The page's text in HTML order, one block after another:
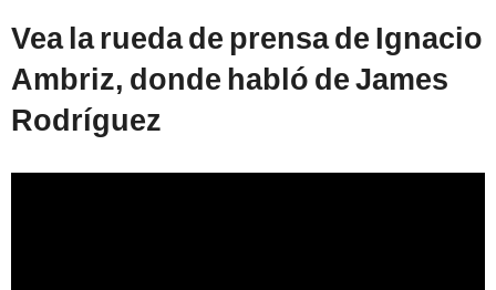
Vea la rueda de prensa de Ignacio
Ambriz, donde habló de James
Rodríguez